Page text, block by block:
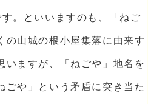
。といいますのも、「ねご
の山城の根小屋集落に由来す
いますが、「ねごや」地名を
ごや」という矛盾に突き当た